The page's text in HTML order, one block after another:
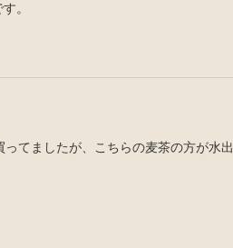
。
てましたが、こちらの麦茶の方が水